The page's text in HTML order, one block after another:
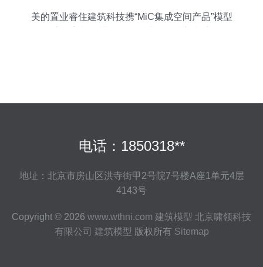
美的置业睿住建筑科技携“MiC集成空间产品”模型
电话：1850318**
地址：北京市房山区洪寺街甲2号院7号楼A座1单元4层
4143号
Copyright © 2026 www.wthni.com 建筑模型 北京啸领科技
有限公司 建筑模型 版权所有 Sitemap